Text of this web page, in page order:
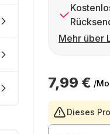
Mehr über
7,99 € /
Dieses